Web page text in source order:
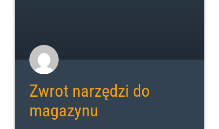
Zwrot narzędzi do
magazynu